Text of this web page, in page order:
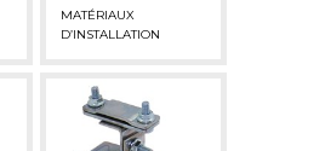
MATÉRIAUX
D’INSTALLATION